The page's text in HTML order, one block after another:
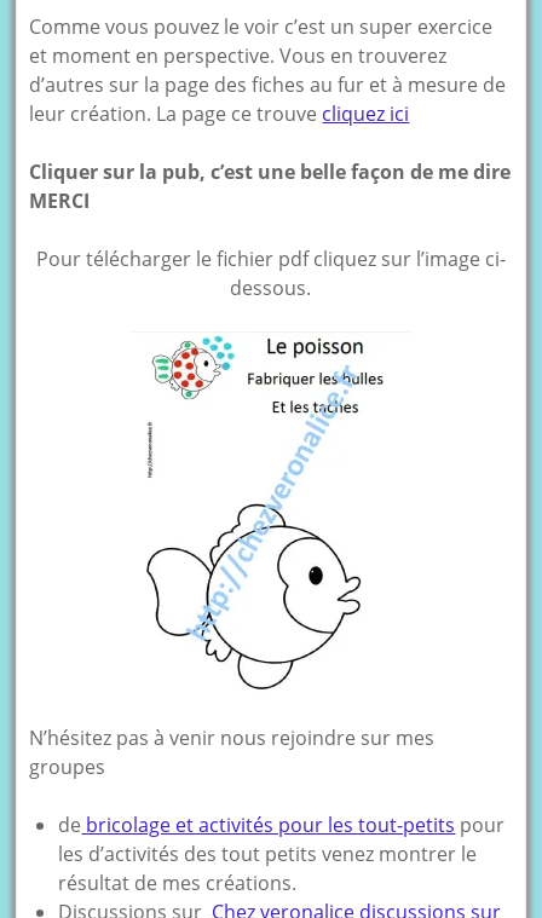
Comme vous pouvez le voir c’est un super exercice
et moment en perspective. Vous en trouverez
d’autres sur la page des fiches au fur et à mesure de
leur création. La page ce trouve cliquez ici
Cliquer sur la pub, c’est une belle façon de me dire
MERCI
Pour télécharger le fichier pdf cliquez sur l’image ci-
dessous.
N’hésitez pas à venir nous rejoindre sur mes
groupes
de bricolage et activités pour les tout-petits pour
les d’activités des tout petits venez montrer le
résultat de mes créations.
Discussions sur Chez veronalice discussions sur